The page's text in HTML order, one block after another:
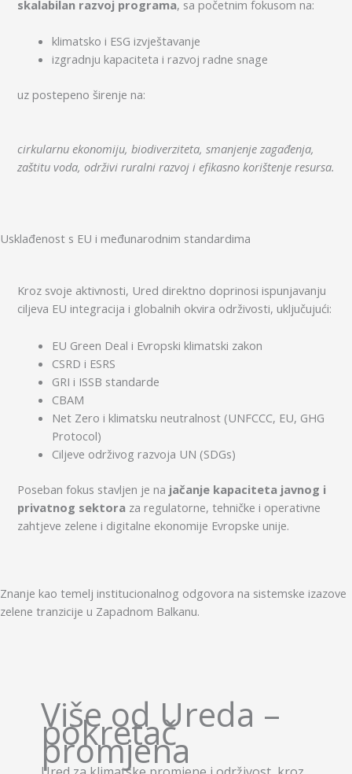
skalabilan razvoj programa, sa početnim fokusom na:
klimatsko i ESG izvještavanje
izgradnju kapaciteta i razvoj radne snage
uz postepeno širenje na:
cirkularnu ekonomiju, biodiverziteta, smanjenje zagađenja,
zaštitu voda, održivi ruralni razvoj i efikasno korištenje resursa.
Usklađenost s EU i međunarodnim standardima
Kroz svoje aktivnosti, Ured direktno doprinosi ispunjavanju
ciljeva EU integracija i globalnih okvira održivosti, uključujući:
EU Green Deal i Evropski klimatski zakon
CSRD i ESRS
GRI i ISSB standarde
CBAM
Net Zero i klimatsku neutralnost (UNFCCC, EU, GHG
Protocol)
Ciljeve održivog razvoja UN (SDGs)
Poseban fokus stavljen je na jačanje kapaciteta javnog i
privatnog sektoraza regulatorne, tehničke i operativne
zahtjeve zelene i digitalne ekonomije Evropske unije.
Znanje kao temelj institucionalnog odgovora na sistemske izazove
zelene tranzicije u Zapadnom Balkanu.
Više od Ureda –
pokretač
promjena